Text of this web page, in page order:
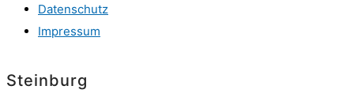
Datenschutz
Impressum
Steinburg